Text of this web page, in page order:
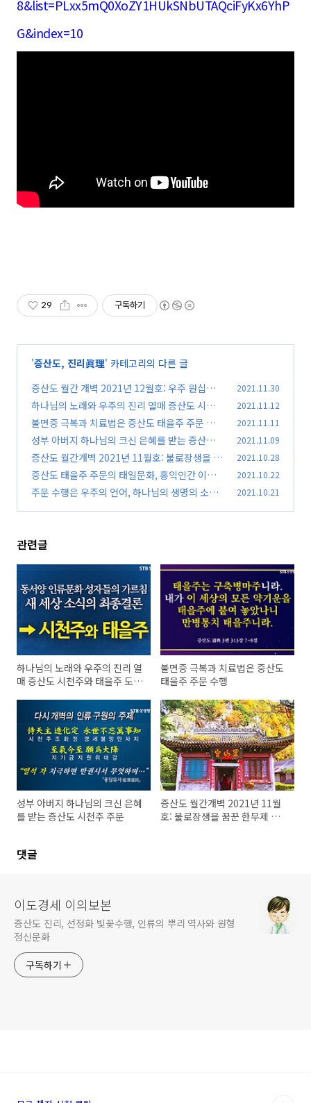
8&list=PLxx5mQ0XoZY1HUkSNbUTAQciFyKx6YhP
G&index=10
29 구독하기
'증산도, 진리眞理' 카테고리의 다른 글
증산도 월간 개벽 2021년 12월호: 우주 원십자
문양의 순금반지 (9)
2021.11.30
하나님의 노래와 우주의 진리 열매 증산도 시천주
와 태을주 도공 수행 (7)
2021.11.12
불면증 극복과 치료법은 증산도 태을주 주문 수행
(5)
2021.11.11
성부 아버지 하나님의 크신 은혜를 받는 증산도
시천주 주문 (8)
2021.11.09
증산도 월간개벽 2021년 11월호: 불로장생을 꿈
꾼 한무제 유철
(9)
2021.10.28
증산도 태을주 주문의 태일문화, 홍익인간 이념
의 역사 배경
(9)
2021.10.22
주문 수행은 우주의 언어, 하나님의 생명의 소리
2021.10.21
관련글
하나님의 노래와 우주의 진리 열
매 증산도 시천주와 태을주 도공
불면증 극복과 치료법은 증산도
태을주 주문 수행
성부 아버지 하나님의 크신 은혜
를 받는 증산도 시천주 주문
증산도 월간개벽 2021년 11월
호: 불로장생을 꿈꾼 한무제 유
댓글
이도경세 이의보본
증산도 진리, 선정화 빛꽃수행, 인류의 뿌리 역사와 원형
정신문화
구독하기